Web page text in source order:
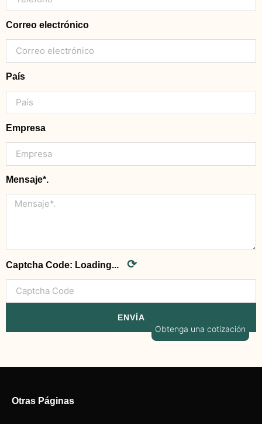
Correo electrónico
País
Empresa
Mensaje*.
Captcha Code: Loading... ⟳
ENVÍA
Otras Páginas
Obtenga una cotización